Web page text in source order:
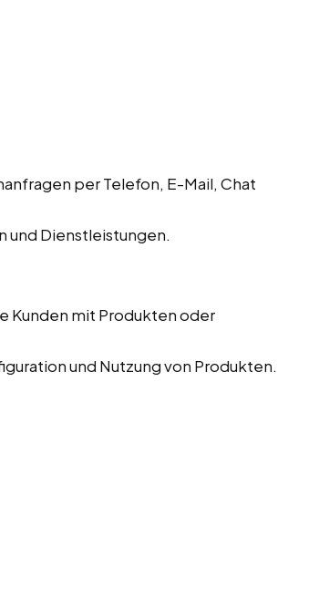
per Telefon, E-Mail, Chat
und Dienstleistungen.
Kunden mit Produkten oder
und Nutzung von Produkten.